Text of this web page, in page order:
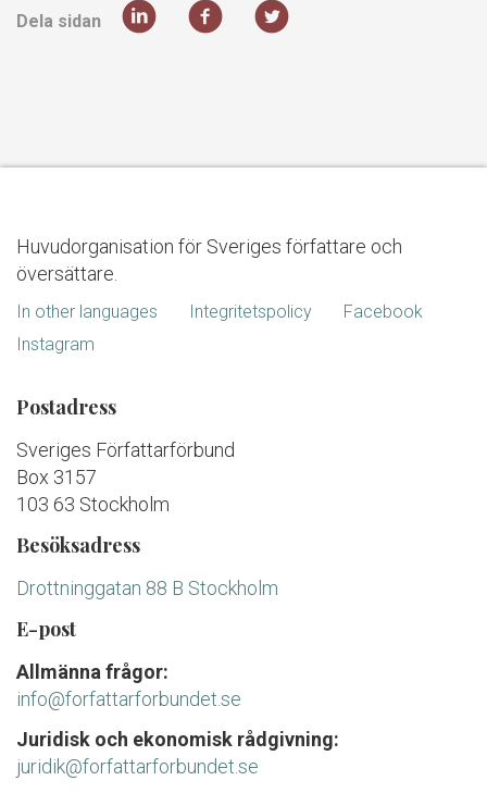
Dela sidan
Huvudorganisation för Sveriges författare och
översättare.
In other languages Integritetspolicy
Facebook
Instagram
Postadress
Sveriges Författarförbund
Box 3157
103 63 Stockholm
Besöksadress
Drottninggatan 88 B Stockholm
E-post
Allmänna frågor:
info@forfattarforbundet.se
Juridisk och ekonomisk rådgivning:
juridik@forfattarforbundet.se